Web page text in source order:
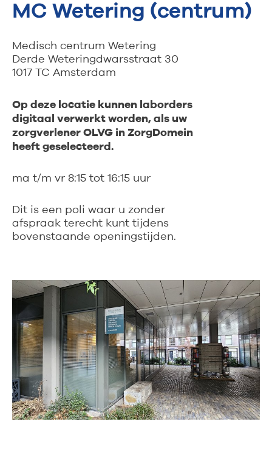
MC Wetering (centrum)
Medisch centrum Wetering
Derde Weteringdwarsstraat 30
1017 TC Amsterdam
Op deze locatie kunnen laborders
digitaal verwerkt worden, als uw
zorgverlener OLVG in ZorgDomein
heeft geselecteerd.
ma t/m vr 8:15 tot 16:15 uur
Dit is een poli waar u zonder
afspraak terecht kunt tijdens
bovenstaande openingstijden.